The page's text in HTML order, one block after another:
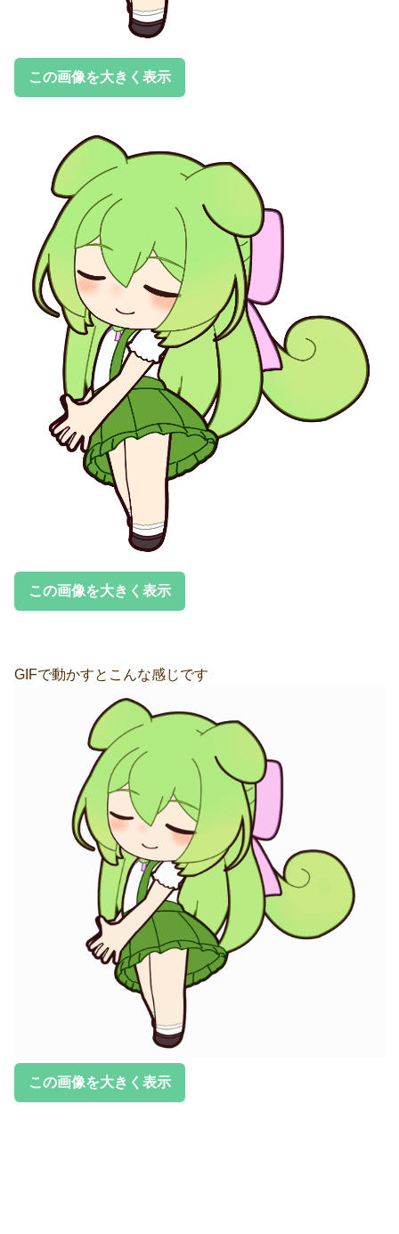
この画像を大きく表示
この画像を大きく表示
GIFで動かすとこんな感じです
この画像を大きく表示